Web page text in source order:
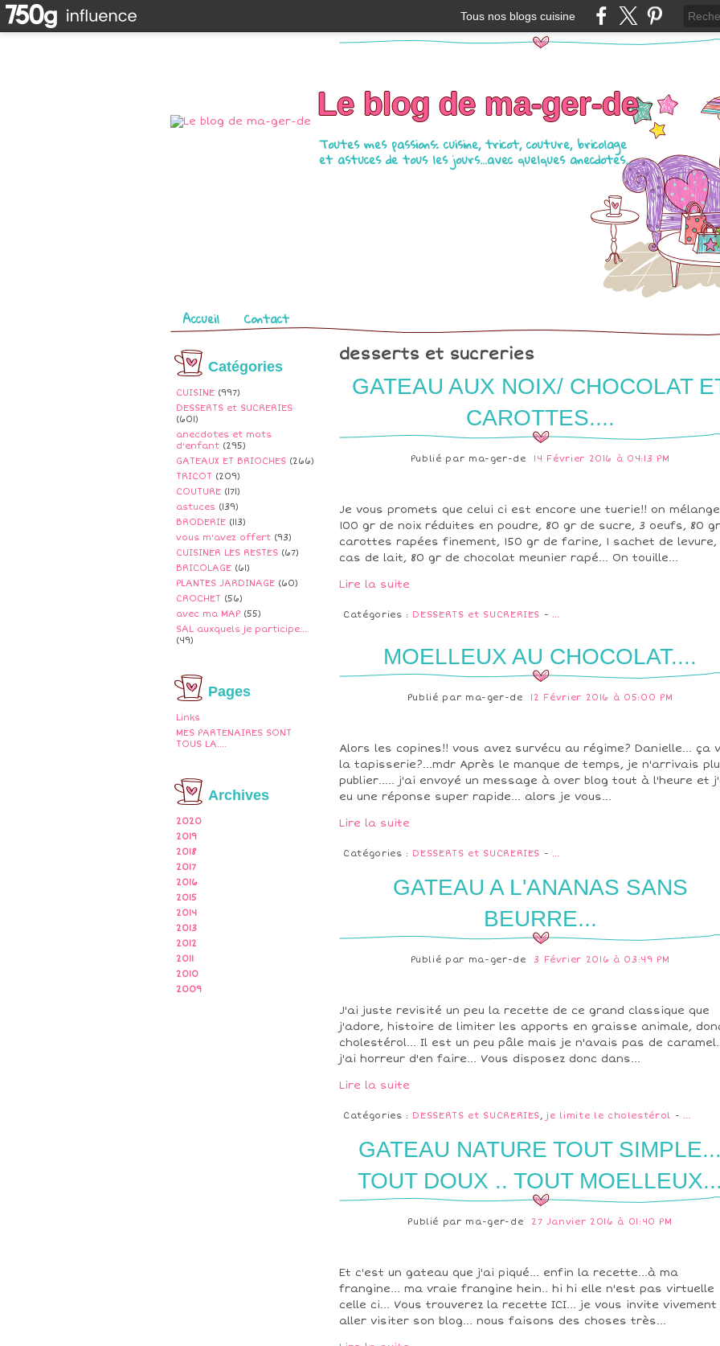
Tous nos blogs cuisine
Le blog de ma-ger-de
Toutes mes passions: cuisine, tricot, couture, bricolage
et astuces de tous les jours...avec quelques anecdotes...
Pages
Accueil Contact
Catégories
CUISINE (997)
DESSERTS et SUCRERIES
(601)
anecdotes et mots
d'enfant (295)
GATEAUX ET BRIOCHES (266)
TRICOT (209)
COUTURE (171)
astuces (139)
BRODERIE (113)
vous m'avez offert (93)
CUISINER LES RESTES (67)
BRICOLAGE (61)
PLANTES JARDINAGE (60)
CROCHET (56)
avec ma MAP (55)
SAL auxquels je participe....
(49)
Pages
Links
MES PARTENAIRES SONT
TOUS LA....
Archives
2020
2019
2018
2017
2016
2015
2014
2013
2012
2011
2010
2009
desserts et sucreries
GATEAU AUX NOIX/ CHOCOLAT
CAROTTES....
Publié par ma-ger-de 14 Février 2016 à 04:13 PM
Je vous promets que celui ci est encore une tuerie!! on
100 gr de noix réduites en poudre, 80 gr de sucre, 3 oeufs, 80
carottes rapées finement, 150 gr de farine, 1 sachet de levure,
cas de lait, 80 gr de chocolat meunier rapé... On touille...
Lire la suite
Catégories : DESSERTS et SUCRERIES - …
MOELLEUX AU CHOCOLAT....
Publié par ma-ger-de 12 Février 2016 à 05:00 PM
Alors les copines!! vous avez survécu au régime? Danielle... ça
la tapisserie?...mdr Après le manque de temps, je n'arrivais
publier..... j'ai envoyé un message à over blog tout à l'heure et
eu une réponse super rapide... alors je vous...
Lire la suite
Catégories : DESSERTS et SUCRERIES - …
GATEAU A L'ANANAS SANS
BEURRE...
Publié par ma-ger-de 3 Février 2016 à 03:49 PM
J'ai juste revisité un peu la recette de ce grand classique que
j'adore, histoire de limiter les apports en graisse animale,
cholestérol... Il est un peu pâle mais je n'avais pas de
j'ai horreur d'en faire... Vous disposez donc dans...
Lire la suite
Catégories : DESSERTS et SUCRERIES,je limite le cholestérol - …
GATEAU NATURE TOUT SIMPLE...
TOUT DOUX .. TOUT MOELLEUX...
Publié par ma-ger-de 27 Janvier 2016 à 01:40 PM
Et c'est un gateau que j'ai piqué... enfin la recette...à ma
frangine... ma vraie frangine hein.. hi hi elle n'est pas virtuelle
celle ci... Vous trouverez la recette ICI... je vous invite vivement
aller visiter son blog... nous faisons des choses très...